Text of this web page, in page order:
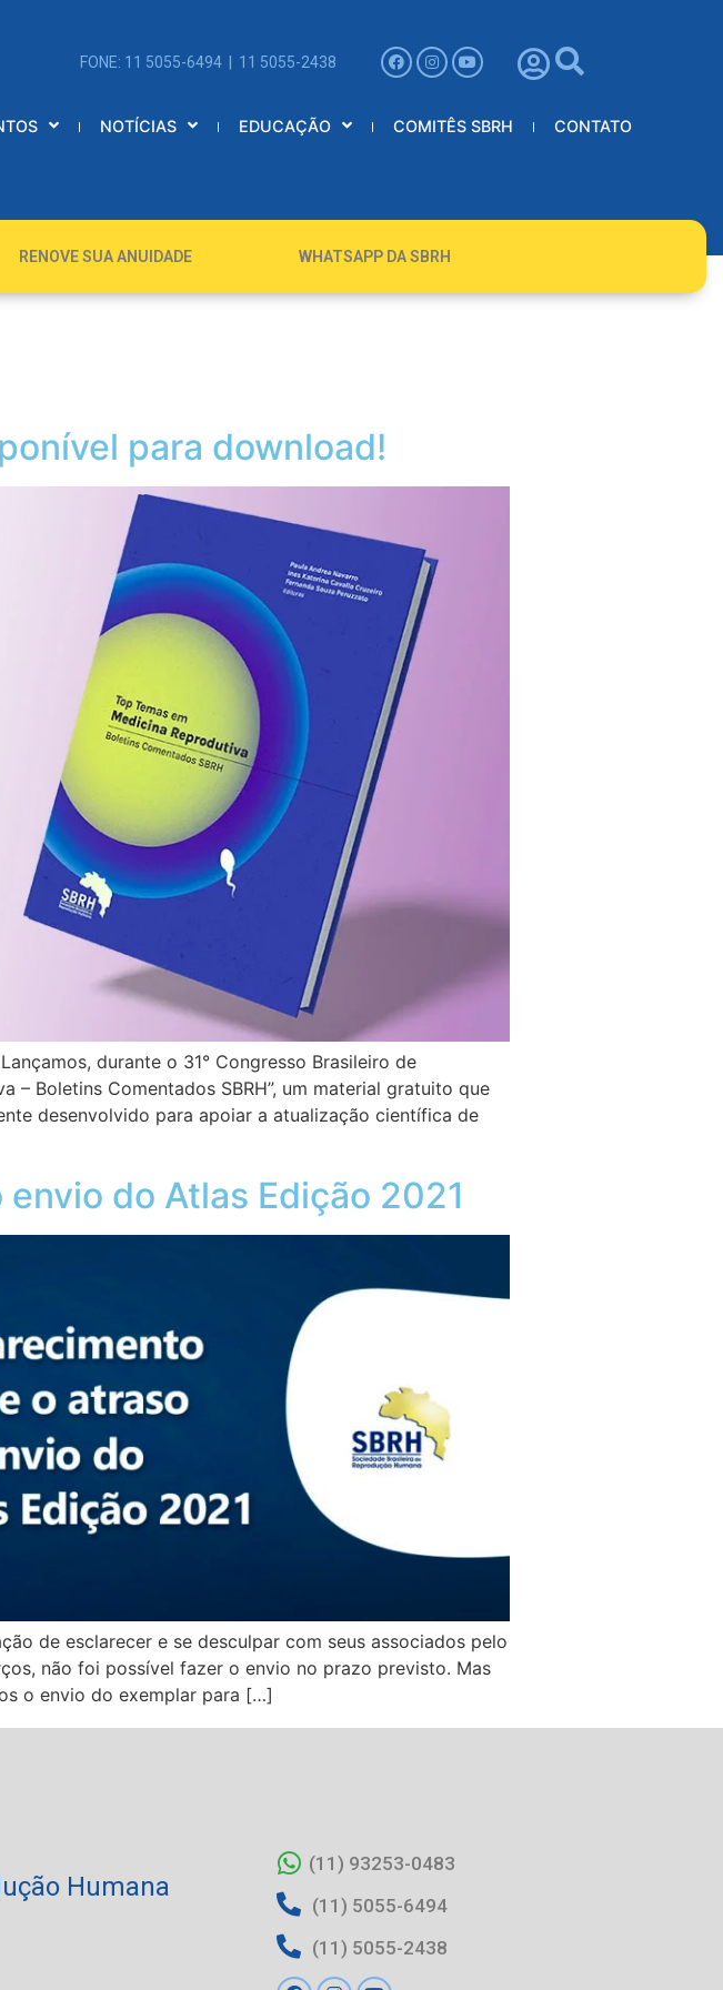
FONE: 11 5055-6494 | 11 5055-2438
NOTÍCIAS EDUCAÇÃO COMITÊS SBRH CONTATO
RENOVE SUA ANUIDADE WHATSAPP DA SBRH
para download!
durante o 31° Congresso Brasileiro de
– Boletins Comentados SBRH”, um material gratuito que
desenvolvido para apoiar a atualização científica de
do Atlas Edição 2021
de esclarecer e se desculpar com seus associados pelo
não foi possível fazer o envio no prazo previsto. Mas
o envio do exemplar para […]
Humana
(11) 93253-0483
(11) 5055-6494
(11) 5055-2438